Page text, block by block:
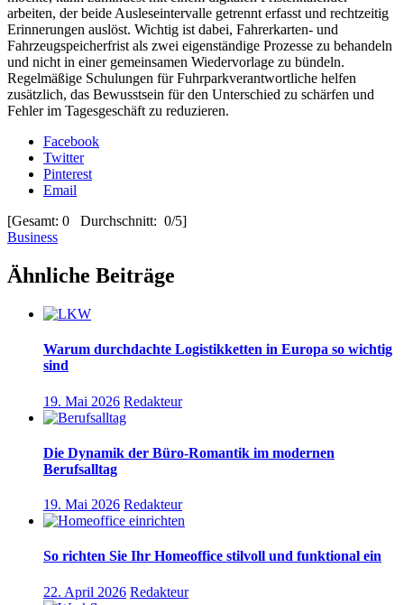
arbeiten, der beide Ausleseintervalle getrennt erfasst und rechtzeitig
Erinnerungen auslöst. Wichtig ist dabei, Fahrerkarten- und
Fahrzeugspeicherfrist als zwei eigenständige Prozesse zu behandeln
und nicht in einer gemeinsamen Wiedervorlage zu bündeln.
Regelmäßige Schulungen für Fuhrparkverantwortliche helfen
zusätzlich, das Bewusstsein für den Unterschied zu schärfen und
Fehler im Tagesgeschäft zu reduzieren.
Facebook
Twitter
Pinterest
Email
[Gesamt: 0 Durchschnitt: 0/5]
Business
Ähnliche Beiträge
Warum durchdachte Logistikketten in Europa so wichtig
sind
19. Mai 2026 Redakteur
Die Dynamik der Büro-Romantik im modernen
Berufsalltag
19. Mai 2026 Redakteur
So richten Sie Ihr Homeoffice stilvoll und funktional ein
22. April 2026 Redakteur